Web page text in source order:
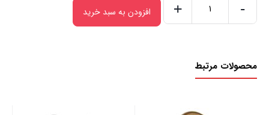
-
+ افزودن به سبد خرید
محصولات مرتبط